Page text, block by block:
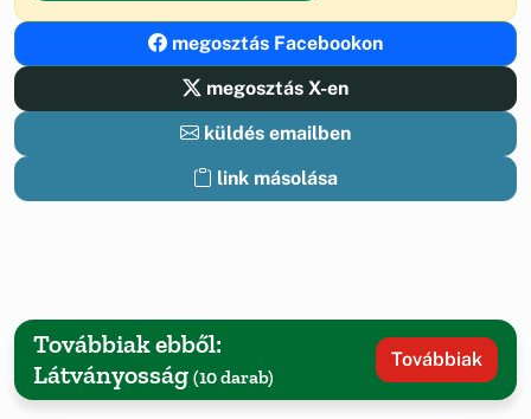
megosztás Facebookon
megosztás X-en
küldés emailben
link másolása
Továbbiak ebből:
Látványosság (10 darab)
Továbbiak